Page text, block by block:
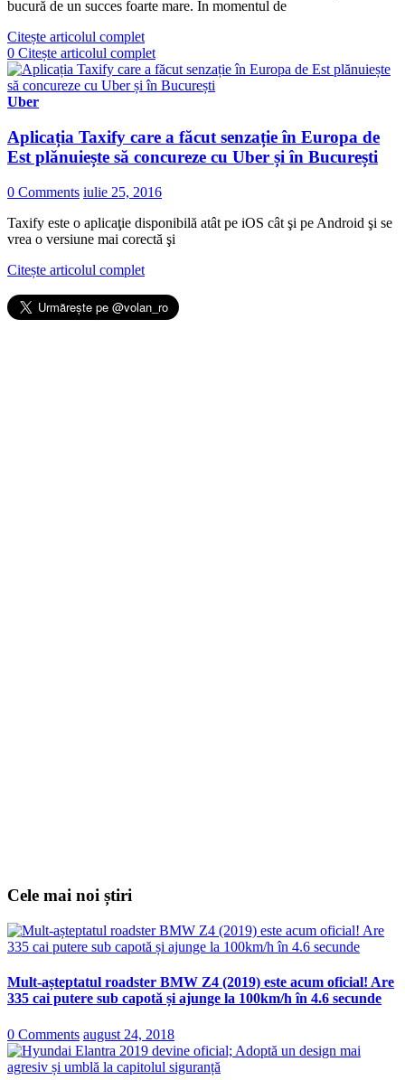
bucură de un succes foarte mare. În momentul de
Citește articolul complet
0 Citește articolul complet
Uber
Aplicația Taxify care a făcut senzație în Europa de
Est plănuiește să concureze cu Uber și în București
0 Comments iulie 25, 2016
Taxify este o aplicaţie disponibilă atât pe iOS cât şi pe Android şi se
vrea o versiune mai corectă şi
Citește articolul complet
Cele mai noi știri
Mult-așteptatul roadster BMW Z4 (2019) este acum oficial! Are
335 cai putere sub capotă și ajunge la 100km/h în 4.6 secunde
0 Comments august 24, 2018